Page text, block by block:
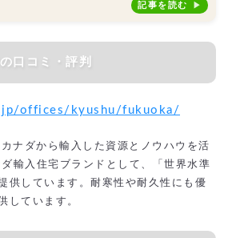
記事を読む
の口コミ・評判
offices/kyushu/fukuoka/
ナダから輸入した資源とノウハウを活
輸入住宅ブランドとして、「世界水準
供しています。耐寒性や耐久性にも優
しています。